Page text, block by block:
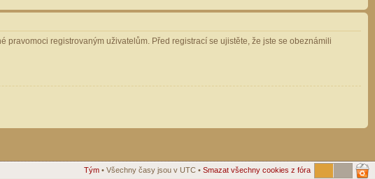
pravomoci registrovaným uživatelům. Před registrací se ujistěte, že jste se obeznámili
Tým • Všechny časy jsou v UTC • Smazat všechny cookies z fóra